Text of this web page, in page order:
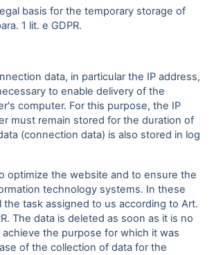
basis for the temporary storage of
1 lit. e GDPR.
data, in particular the IP address,
to enable delivery of the
computer. For this purpose, the IP
must remain stored for the duration of
(connection data) is also stored in log
optimize the website and to ensure the
technology systems. In these
the task assigned to us according to Art.
The data is deleted as soon as it is no
the purpose for which it was
of the collection of data for the